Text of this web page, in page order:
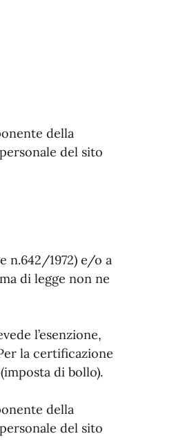
della
del sito
n.642/1972) e/o a
di legge non ne
l’esenzione,
la certificazione
di bollo).
della
del sito